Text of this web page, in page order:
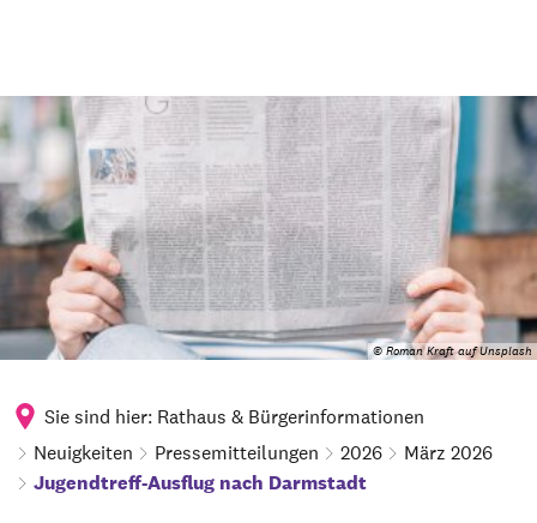
© Roman Kraft auf Unsplash
Sie sind hier: Rathaus & Bürgerinformationen
Neuigkeiten
Pressemitteilungen 2026 März 2026
Jugendtreff-Ausflug nach Darmstadt